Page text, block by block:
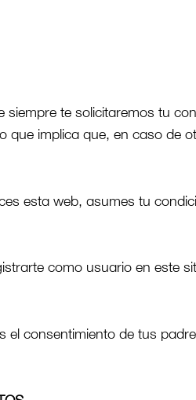
siempre te solicitaremos tu
que implica que, en caso de
esta web, asumes tu
como usuario en este
el consentimiento de tus